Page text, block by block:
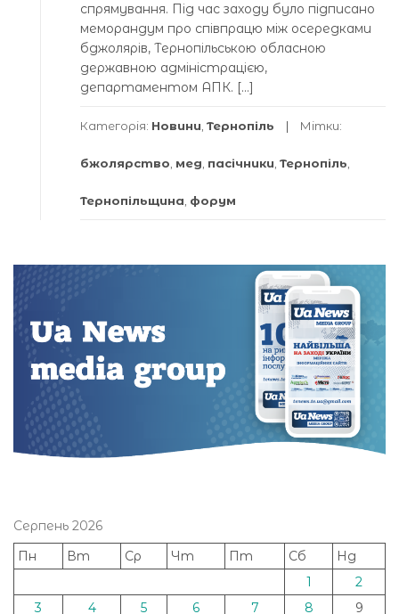
спрямування. Під час заходу було підписано
меморандум про співпрацю між осередками
бджолярів, Тернопільською обласною
державною адміністрацією,
департаментом АПК. […]
Категорія: Новини, Тернопіль Мітки:
бжолярство, мед, пасічники, Тернопіль,
Тернопільщина, форум
Серпень 2026
Пн
Вт Ср Чт Пт Сб
Нд
1
2
3
4 5 6 7 8
9